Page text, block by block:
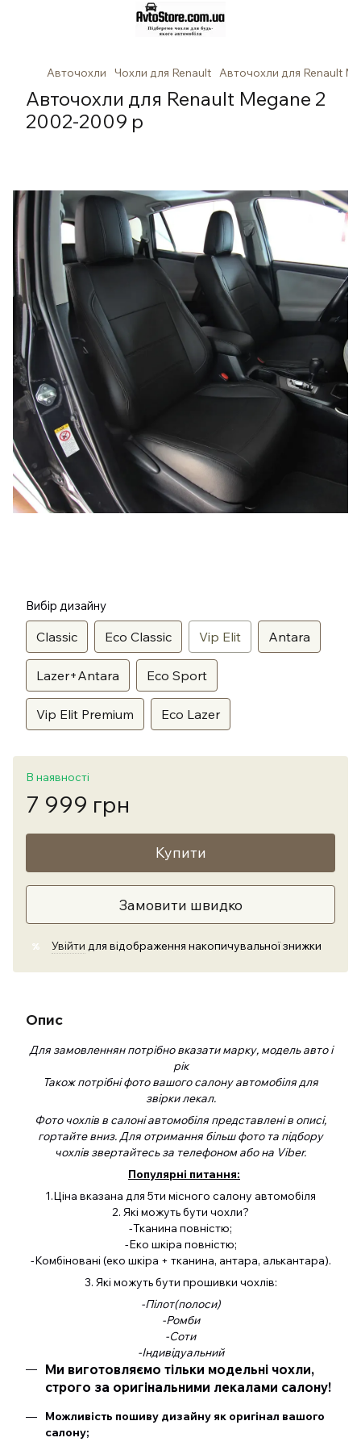
Авточохли Чохли для Renault Авточохли для Renault
Авточохли для Renault Megane 2
2002-2009 р
Вибір дизайну
Classic Eco Classic Vip Elit Antara
Lazer+Antara Eco Sport
Vip Elit Premium Eco Lazer
В наявності
7 999 грн
Купити
Замовити швидко
% Увійти для відображення накопичувальної знижки
Опис
Для замовленнян потрібно вказати марку, модель авто і
рік
Також потрібні фото вашого салону автомобіля для
звірки лекал.
Фото чохлів в салоні автомобіля представлені в описі,
гортайте вниз. Для отримання більш фото та підбору
чохлів звертайтесь за телефоном або на Viber.
Популярні питання:
1.Ціна вказана для 5ти місного салону автомобіля
2. Які можуть бути чохли?
-Тканина повністю;
-Еко шкіра повністю;
-Комбіновані (еко шкіра + тканина, антара, алькантара).
3. Які можуть бути прошивки чохлів:
-Пілот(полоси)
-Ромби
-Соти
-Індивідуальний
Ми виготовляємо тільки модельні чохли,
строго за оригінальними лекалами салону!
Можливість пошиву дизайну як оригінал вашого
салону;